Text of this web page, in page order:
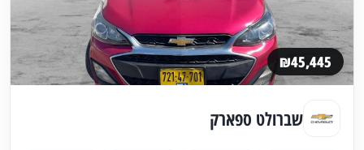
₪45,445
שברולט ספארק